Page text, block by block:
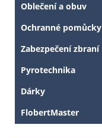
Oblečení a obuv
Ochranné pomůcky
Zabezpečení zbraní
Pyrotechnika
Dárky
FlobertMaster